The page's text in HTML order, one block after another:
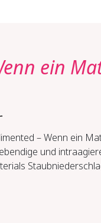
ein
– Wenn ein
und